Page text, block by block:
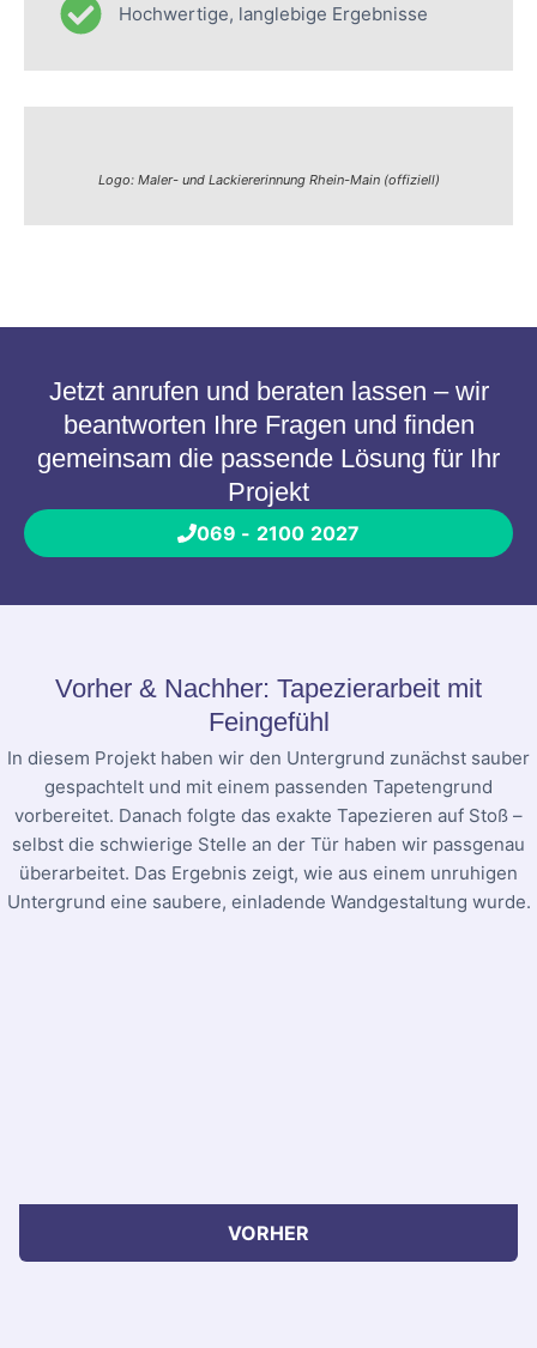
Hochwertige, langlebige Ergebnisse
Logo: Maler- und Lackiererinnung Rhein-Main (offiziell)
Jetzt anrufen und beraten lassen – wir
beantworten Ihre Fragen und finden
gemeinsam die passende Lösung für Ihr
Projekt
069 - 2100 2027
Vorher & Nachher: Tapezierarbeit mit
Feingefühl
In diesem Projekt haben wir den Untergrund zunächst sauber
gespachtelt und mit einem passenden Tapetengrund
vorbereitet. Danach folgte das exakte Tapezieren auf Stoß –
selbst die schwierige Stelle an der Tür haben wir passgenau
überarbeitet. Das Ergebnis zeigt, wie aus einem unruhigen
Untergrund eine saubere, einladende Wandgestaltung wurde.
VORHER